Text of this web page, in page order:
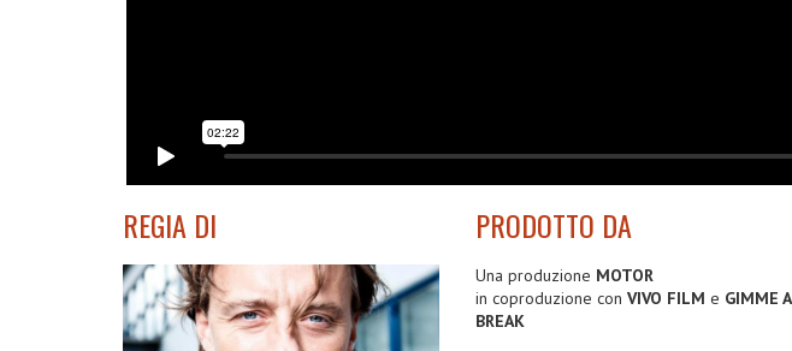
REGIA DI PRODOTTO DA
Una produzione MOTOR
in coproduzione con VIVO FILM e GIMME A
BREAK